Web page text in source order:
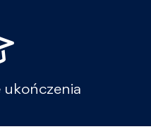
ukończenia